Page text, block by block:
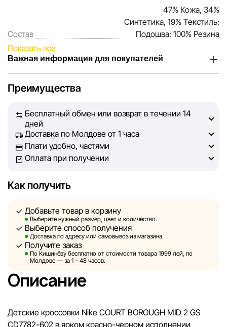
Состав
47% Кожа, 34%
Синтетика, 19% Текстиль;
Подошва: 100% Резина
Показать все
Важная информация для покупателей
наших покупателей. Каждый день мы работаем над тем,
на сайте, была максимально полной, объективной и
актуальной. Наша цель — обеспечить вас достоверной
информацией, чтобы вы смогли принять лучшее
решение о покупке.
не может гарантировать абсолютную точность всех
технических ошибок или сбоев. Мы также не отвечаем
за содержание и актуальность информации на
сторонних ресурсах, ссылки на которые могут быть
размещены на нашем сайте.
Sportlandia оставляет за собой право в одностороннем
порядке и без предварительного уведомления вносить
потребительские свойства товаров. Изображения,
представленные на сайте, являются смоделированными
Преимущества
Бесплатный обмен или возврат в течении 14
дней
Доставка по Молдове от 1 часа
Плати удобно, частями
Оплата при получении
Как получить
Добавьте товар в корзину
Выберите нужный размер, цвет и количество.
Выберите способ получения
Доставка по адресу или самовывоз из магазина.
Получите заказ
По Кишинёву бесплатно от стоимости товара 1999 лей, по
Молдове — за 1 – 48 часов.
Описание
Детские кроссовки Nike COURT BOROUGH MID 2 GS
CD7782-602 в ярком красно-черном исполнении